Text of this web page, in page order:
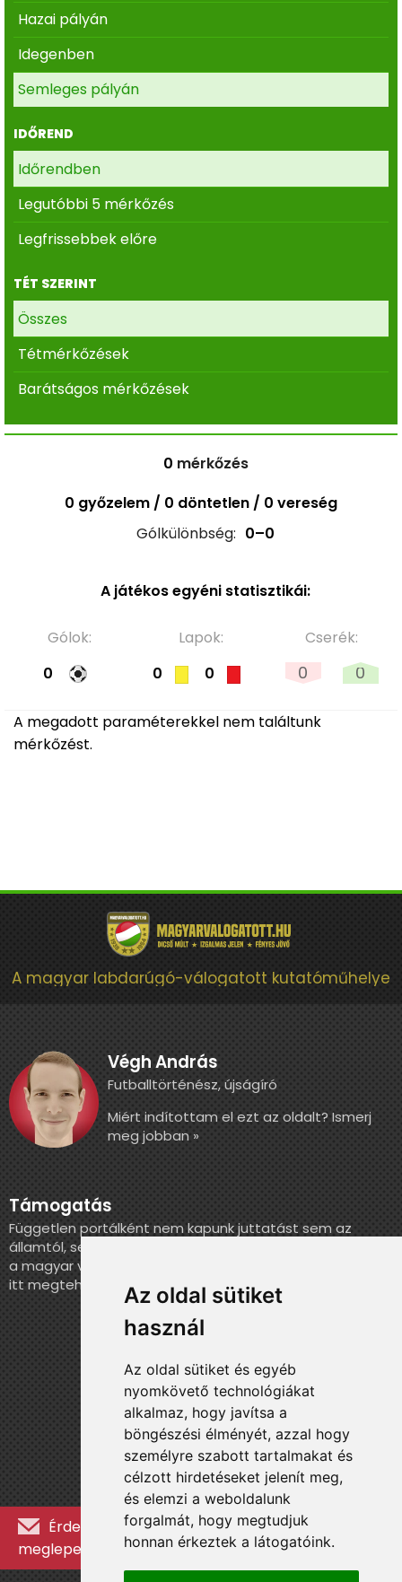
Az oldal sütiket
használ
Az oldal sütiket és egyéb
nyomkövető technológiákat
alkalmaz, hogy javítsa a
böngészési élményét, azzal hogy
személyre szabott tartalmakat és
célzott hirdetéseket jelenít meg,
és elemzi a weboldalunk
forgalmát, hogy megtudjuk
honnan érkeztek a látogatóink.
Hazai pályán
Idegenben
Semleges pályán
IDŐREND
Időrendben
Legutóbbi 5 mérkőzés
Legfrissebbek előre
TÉT SZERINT
Összes
Tétmérkőzések
Barátságos mérkőzések
0 mérkőzés
0 győzelem / 0 döntetlen / 0 vereség
Gólkülönbség: 0–0
A játékos egyéni statisztikái:
Gólok:
0
Lapok:
0
0
Cserék:
0 0
A megadott paraméterekkel nem találtunk
mérkőzést.
A magyar labdarúgó-válogatott kutatóműhelye
Végh András
Futballtörténész, újságíró
Miért indítottam el ezt az oldalt? Ismerj
meg jobban »
Támogatás
Független portálként nem kapunk juttatást sem az
államtól, sem más szervezettől. Ha szeretnél segíteni
a magyar válogatott történelmének feldolgozásában,
itt megteheted.
Érdekességekért, kulisszatitkokért és
meglepetésekért iratkozz fel a hírlevélre »